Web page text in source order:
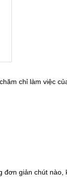
chỉ làm việc
đơn giản chút nào,